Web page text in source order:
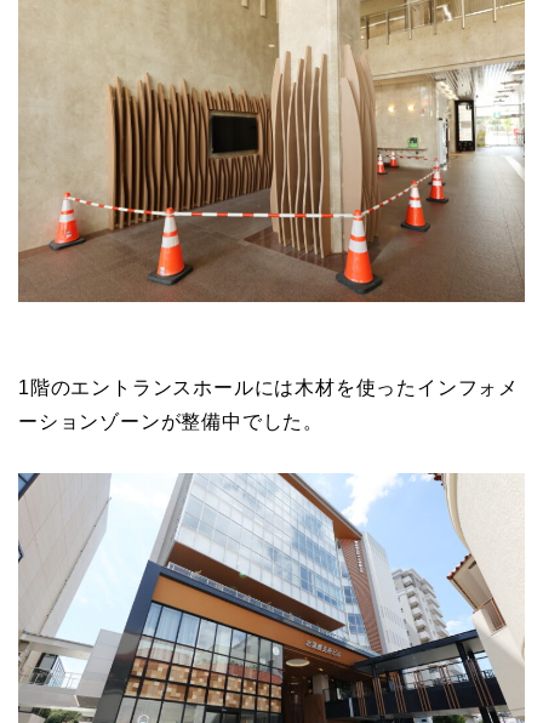
1階のエントランスホールには木材を使ったインフォメ
ーションゾーンが整備中でした。